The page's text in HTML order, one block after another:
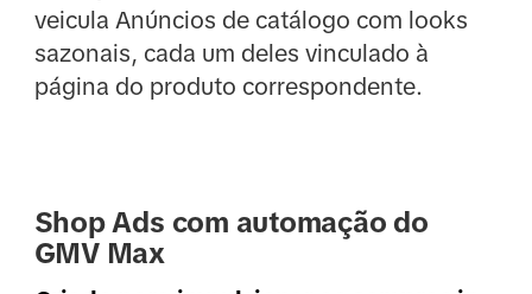
veicula Anúncios de catálogo com looks
sazonais, cada um deles vinculado à
página do produto correspondente.
Shop Ads com automação do
GMV Max